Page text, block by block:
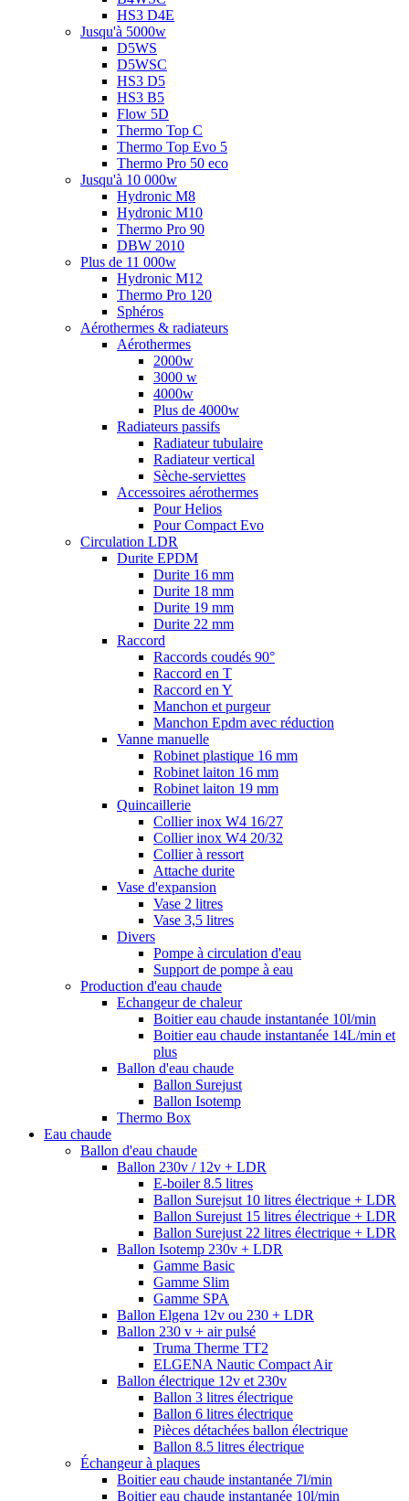
HS3 D4E
Jusqu'à 5000w
D5WS
D5WSC
HS3 D5
HS3 B5
Flow 5D
Thermo Top C
Thermo Top Evo 5
Thermo Pro 50 eco
Jusqu'à 10 000w
Hydronic M8
Hydronic M10
Thermo Pro 90
DBW 2010
Plus de 11 000w
Hydronic M12
Thermo Pro 120
Sphéros
Aérothermes & radiateurs
Aérothermes
2000w
3000 w
4000w
Plus de 4000w
Radiateurs passifs
Radiateur tubulaire
Radiateur vertical
Sèche-serviettes
Accessoires aérothermes
Pour Helios
Pour Compact Evo
Circulation LDR
Durite EPDM
Durite 16 mm
Durite 18 mm
Durite 19 mm
Durite 22 mm
Raccord
Raccords coudés 90°
Raccord en T
Raccord en Y
Manchon et purgeur
Manchon Epdm avec réduction
Vanne manuelle
Robinet plastique 16 mm
Robinet laiton 16 mm
Robinet laiton 19 mm
Quincaillerie
Collier inox W4 16/27
Collier inox W4 20/32
Collier à ressort
Attache durite
Vase d'expansion
Vase 2 litres
Vase 3,5 litres
Divers
Pompe à circulation d'eau
Support de pompe à eau
Production d'eau chaude
Echangeur de chaleur
Boitier eau chaude instantanée 10l/min
Boitier eau chaude instantanée 14L/min et
plus
Ballon d'eau chaude
Ballon Surejust
Ballon Isotemp
Thermo Box
Eau chaude
Ballon d'eau chaude
Ballon 230v / 12v + LDR
E-boiler 8.5 litres
Ballon Surejsut 10 litres électrique + LDR
Ballon Surejust 15 litres électrique + LDR
Ballon Surejust 22 litres électrique + LDR
Ballon Isotemp 230v + LDR
Gamme Basic
Gamme Slim
Gamme SPA
Ballon Elgena 12v ou 230 + LDR
Ballon 230 v + air pulsé
Truma Therme TT2
ELGENA Nautic Compact Air
Ballon électrique 12v et 230v
Ballon 3 litres électrique
Ballon 6 litres électrique
Pièces détachées ballon électrique
Ballon 8.5 litres électrique
Échangeur à plaques
Boitier eau chaude instantanée 7l/min
Boitier eau chaude instantanée 10l/min